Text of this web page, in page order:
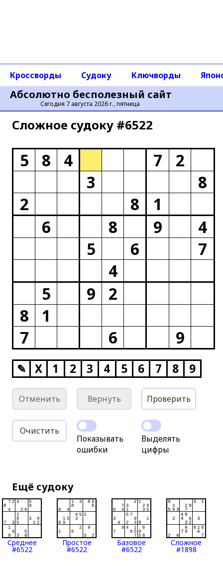
Абсолютно бесполезный сайт
Сегодня 7 августа 2026 г., пятница
Кроссворды Судоку Ключворды
Сложное cудоку #6522
5 8 4 7
2
3
8
2
8
1
6
8 9
4
5
6
7
4
5
9
2
8
1
7
6 9
✎ X 1 2 3 4 5 6 7 8 9
Отменить Вернуть Проверить
Очистить
Показывать
ошибки
Выделять
цифры
Ещё судоку
Среднее
#6522
Простое
#6522
Базовое
#6522
Сложное
#1898